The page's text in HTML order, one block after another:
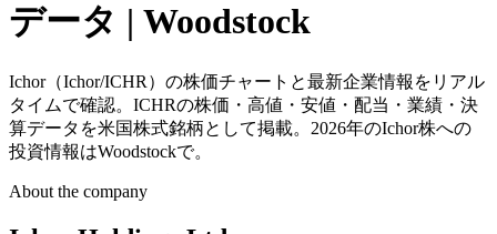
データ | Woodstock
Ichor（Ichor/ICHR）の株価チャートと最新企業情報をリアル
タイムで確認。ICHRの株価・高値・安値・配当・業績・決
算データを米国株式銘柄として掲載。2026年のIchor株への
投資情報はWoodstockで。
About the company